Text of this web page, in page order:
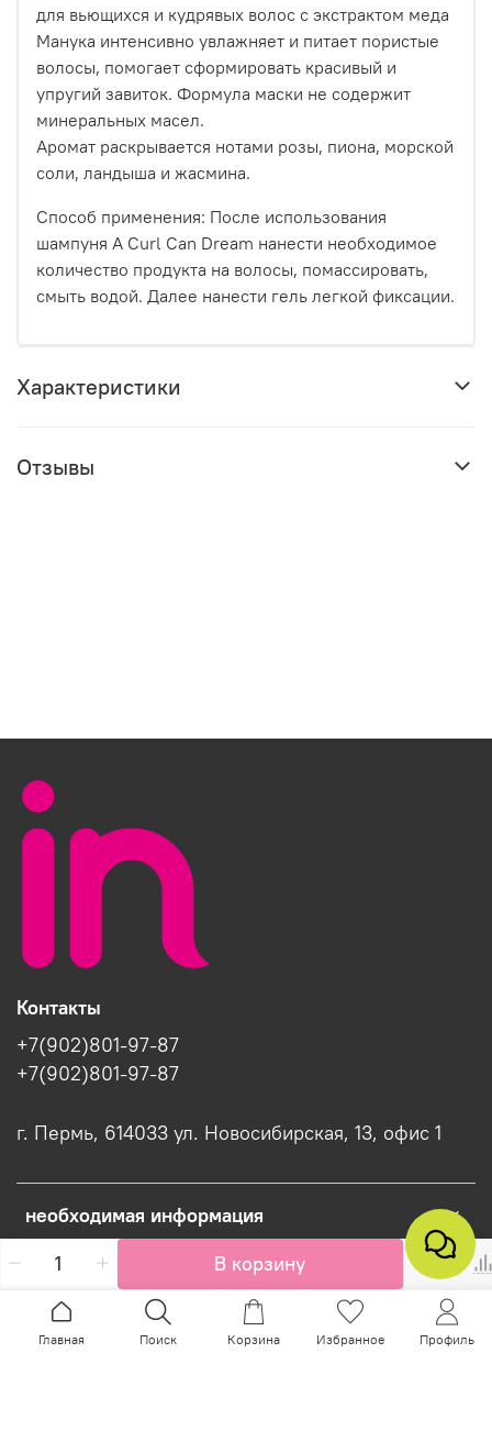
В корзину
для вьющихся и кудрявых волос с экстрактом меда
Манука интенсивно увлажняет и питает пористые
волосы, помогает сформировать красивый и
упругий завиток. Формула маски не содержит
минеральных масел.
Аромат раскрывается нотами розы, пиона, морской
соли, ландыша и жасмина.
Способ применения: После использования
шампуня A Curl Can Dream нанести необходимое
количество продукта на волосы, помассировать,
смыть водой. Далее нанести гель легкой фиксации.
Характеристики
Отзывы
необходимая информация
Контакты
+7(902)801-97-87
+7(902)801-97-87
г. Пермь, 614033 ул. Новосибирская, 13, офис 1
Интернет-магазин создан на InSales
Главная Поиск Корзина Избранное Профиль